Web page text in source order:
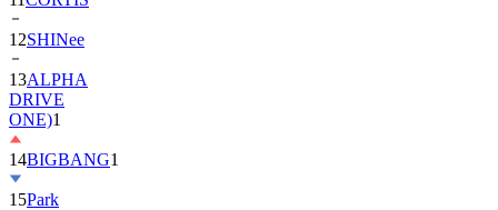
13ALPHA
DRIVE
ONE)1
14BIGBANG
15Park
Bo-
gum1